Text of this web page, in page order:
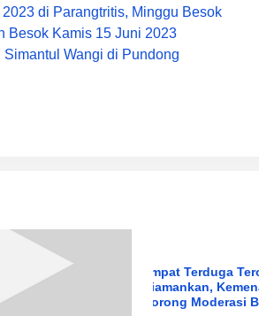
di Parangtritis, Minggu Besok
Besok Kamis 15 Juni 2023
Wangi di Pundong
Empat Terduga
Diamankan,
Dorong Moderasi